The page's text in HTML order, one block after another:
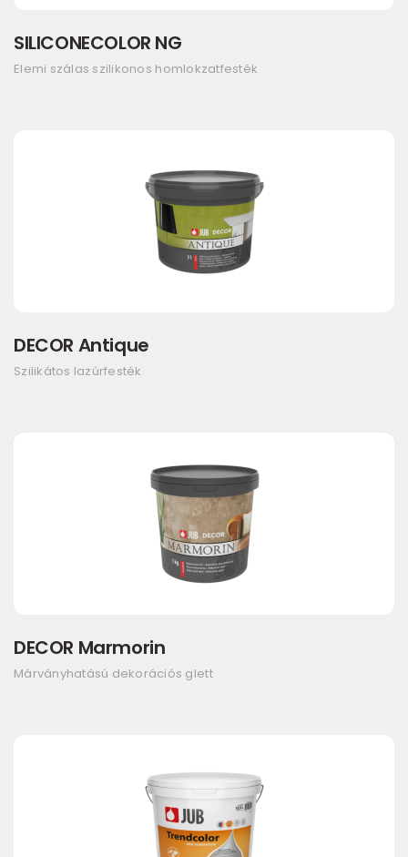
SILICONECOLOR NG
Elemi szálas szilikonos homlokzatfesték
DECOR Antique
Szilikátos lazúrfesték
DECOR Marmorin
Márványhatású dekorációs glett